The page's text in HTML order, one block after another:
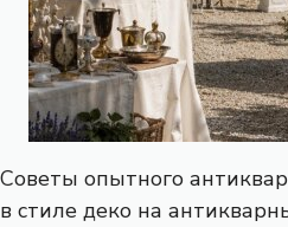
Советы опытного
в стиле деко на